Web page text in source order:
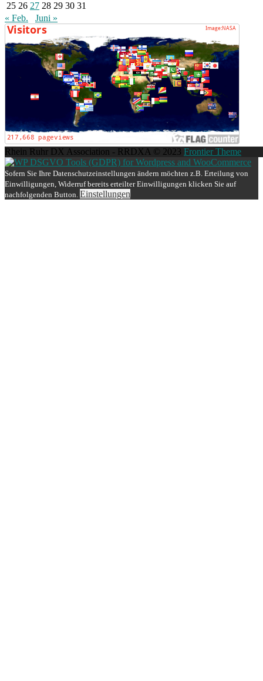
25 26 27 28 29 30 31
« Feb.
Juni »
Rhein Ruhr DX Association - RRDXA © 2023 Frontier Theme
Sofern Sie Ihre Datenschutzeinstellungen ändern möchten z.B. Erteilung von
Einwilligungen, Widerruf bereits erteilter Einwilligungen klicken Sie auf
nachfolgenden Button. Einstellungen